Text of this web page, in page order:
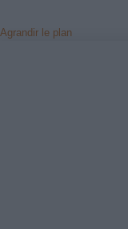
Agrandir le plan